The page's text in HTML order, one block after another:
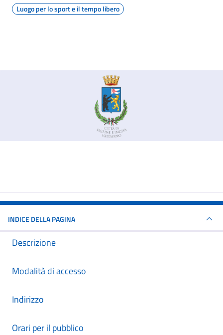
Luogo per lo sport e il tempo libero
INDICE DELLA PAGINA
Descrizione
Modalità di accesso
Indirizzo
Orari per il pubblico